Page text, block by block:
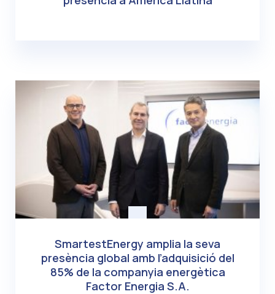
SmartestEnergy amplia la seva
presència global amb l’adquisició del
85% de la companyia energètica
Factor Energia S.A.